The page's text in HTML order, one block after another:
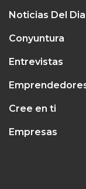
Noticias Del Dia
Conyuntura
Entrevistas
Cree en ti
Empresas